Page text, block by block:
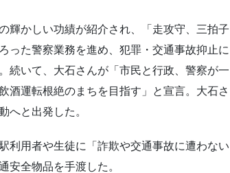
輝かしい功績が紹介され、「走攻守、三拍子
った警察業務を進め、犯罪・交通事故抑止に
続いて、大石さんが「市民と行政、警察が一
酒運転根絶のまちを目指す」と宣言。大石さ
へと出発した。
利用者や生徒に「詐欺や交通事故に遭わない
安全物品を手渡した。